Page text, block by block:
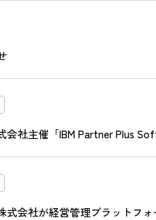
会社主催「IBM Partner Plus
式会社が経営管理プラット